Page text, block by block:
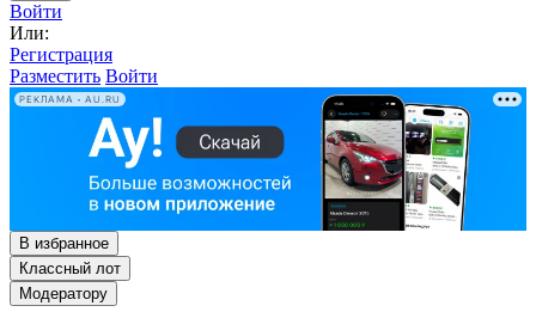
Войти
Или:
Регистрация
Разместить Войти
РЕКЛАМА • AU.RU
В избранное
Классный лот
Модератору